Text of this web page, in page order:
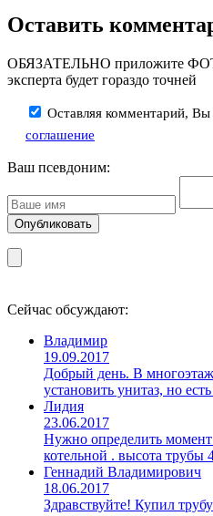
Оставить
ОБЯЗАТЕЛЬНО приложите
эксперта будет гораздо точней
Оставляя комментарий, Вы
соглашение
Ваш псевдоним:
Сейчас обсуждают:
Владимир
19.09.2017
Добрый день. В
установить унитаз, но
Лидия
23.06.2017
Нужно определить
котельной . высота трубы
Геннадий Владимирович
18.06.2017
Здравствуйте! Купил